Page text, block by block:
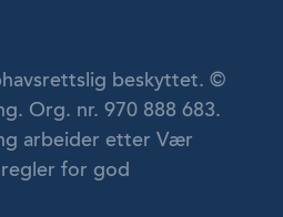
beskyttet. ©
Org. nr. 970 888 683.
arbeider etter Vær
regler for god